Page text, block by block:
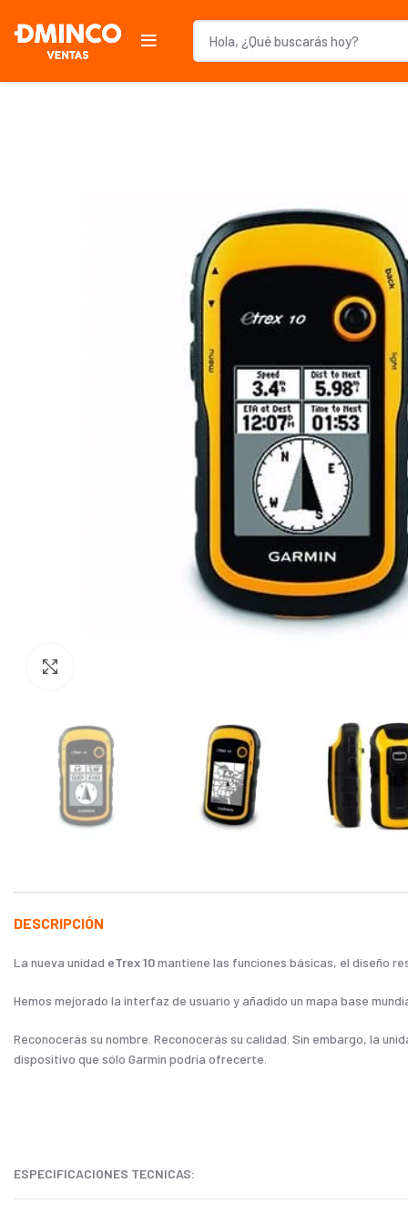
DESCRIPCIÓN
La nueva unidad eTrex 10mantiene las funciones básicas, el diseño
Hemos mejorado la interfaz de usuario y añadido un mapa base
Reconocerás su nombre. Reconocerás su calidad. Sin embargo, la
dispositivo que sólo Garmin podría ofrecerte.
ESPECIFICACIONES TECNICAS: